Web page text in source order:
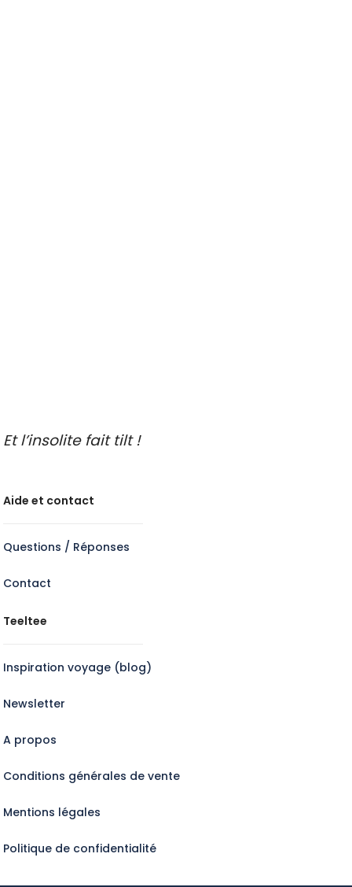
Et l’insolite fait tilt !
Aide et contact
Questions / Réponses
Contact
Teeltee
Inspiration voyage (blog)
Newsletter
A propos
Conditions générales de vente
Mentions légales
Politique de confidentialité